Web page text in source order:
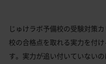
じゅけラボ予備校の受験対策
校の合格点を取れる実力を付
す。実力が追い付いていない